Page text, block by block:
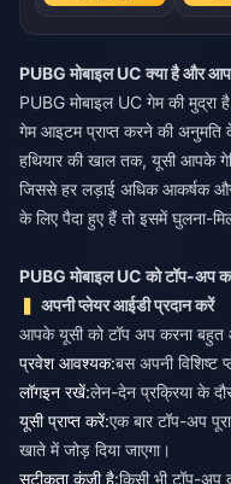
PUBG मोबाइल UC क्या है और
PUBG मोबाइल UC गेम की मुद्रा
गेम आइटम प्राप्त करने की
हथियार की खाल तक, यूसी आपके
जिससे हर लड़ाई अधिक आकर्षक
के लिए पैदा हुए हैं तो इसमें घुलना-
PUBG मोबाइल UC को टॉप-अप
अपनी प्लेयर आईडी प्रदान करें
आपके यूसी को टॉप अप करना बहुत
प्रवेश आवश्यक:बस अपनी विशिष्ट
लॉगइन रखें:लेन-देन प्रक्रिया के
यूसी प्राप्त करें:एक बार टॉप-अप
खाते में जोड़ दिया जाएगा।
सटीकता कुंजी है:किसी भी टॉप-अप